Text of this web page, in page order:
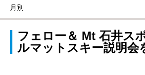
月別
フェロー＆ Mt 石井ス
ルマットスキー説明会